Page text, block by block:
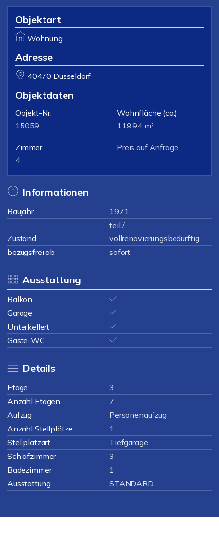
Objektart
Wohnung
Adresse
40470 Düsseldorf
Objektdaten
Objekt-Nr.
15059
Wohnfläche (ca.)
119,94 m²
Zimmer
4
Preis auf Anfrage
Informationen
Baujahr 1971
Zustand
teil /
vollrenovierungsbedürftig
bezugsfrei ab
sofort
Ausstattung
Balkon
Garage
Unterkellert
Gäste-WC
Details
Etage
3
Anzahl Etagen
7
Aufzug
Personenaufzug
Anzahl Stellplätze
1
Stellplatzart
Tiefgarage
Schlafzimmer
3
Badezimmer
1
Ausstattung
STANDARD